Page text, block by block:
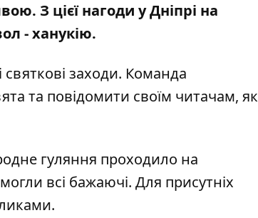
. З цієї нагоди у Дніпрі на
- ханукію.
святкові заходи. Команда
та повідомити своїм читачам, як
гуляння проходило на
всі бажаючі. Для присутніх